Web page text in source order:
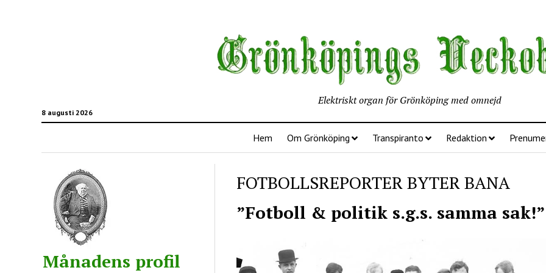
8 augusti 2026
Elektriskt organ för Grönköping med omnejd
Hem Om Grönköping Transpiranto Redaktion
Månadens profil
FOTBOLLSREPORTER BYTER BANA
”Fotboll & politik s.g.s. samma sak!”